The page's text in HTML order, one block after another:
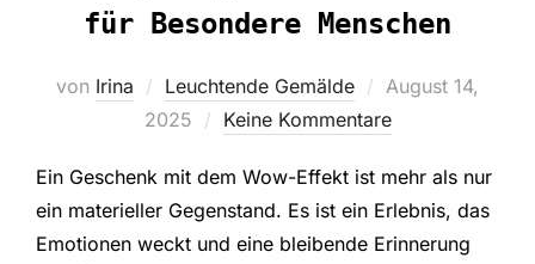
für Besondere Menschen
von Irina Leuchtende Gemälde
Veröffentlicht
am
August 14,
2025
Keine Kommentare
Ein Geschenk mit dem Wow-Effekt ist mehr als nur
ein materieller Gegenstand. Es ist ein Erlebnis, das
Emotionen weckt und eine bleibende Erinnerung